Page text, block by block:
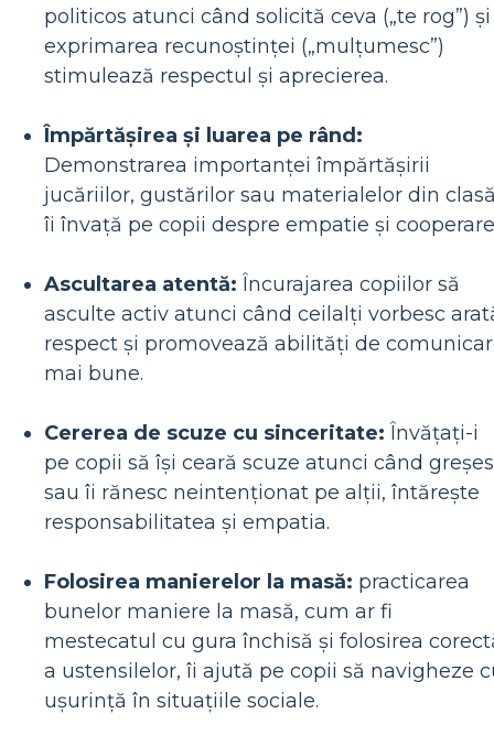
politicos atunci când solicită ceva („te rog”) și
exprimarea recunoștinței („mulțumesc”)
stimulează respectul și aprecierea.
Împărtășirea și luarea pe rând:
Demonstrarea importanței împărtășirii
jucăriilor, gustărilor sau materialelor din
îi învață pe copii despre empatie și
Ascultarea atentă: Încurajarea copiilor să
asculte activ atunci când ceilalți vorbesc
respect și promovează abilități de
mai bune.
Cererea de scuze cu sinceritate: Învățați-i
pe copii să își ceară scuze atunci când
sau îi rănesc neintenționat pe alții, întărește
responsabilitatea și empatia.
Folosirea manierelor la masă: practicarea
bunelor maniere la masă, cum ar fi
mestecatul cu gura închisă și folosirea
a ustensilelor, îi ajută pe copii să navigheze
ușurință în situațiile sociale.